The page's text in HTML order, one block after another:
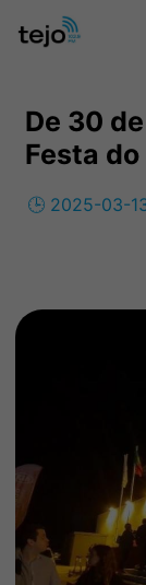
De 30
Festa
🕒 2025-03-